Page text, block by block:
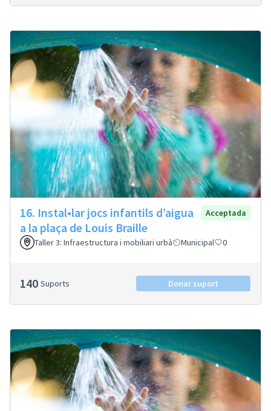
16. Instal•lar jocs infantils d’aigua
a la plaça de Louis Braille
Acceptada
Taller 3: Infraestructura i mobiliari urbà Municipal 0
140 Suports Donar suport